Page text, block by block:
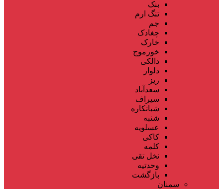
بنک
تنگ ارم
جم
چغادک
خارک
خورموج
دالکی
دلوار
ریز
سعدآباد
سیراف
شبانکاره
شنبه
عسلویه
کاکی
کلمه
نخل تقی
وحدتیه
بازگشت
سمنان